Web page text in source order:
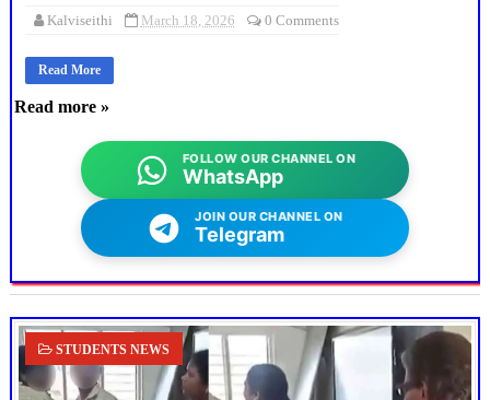
Kalviseithi March 18, 2026 0 Comments
Read More
Read more »
FOLLOW OUR CHANNEL ON
WhatsApp
JOIN OUR CHANNEL ON
Telegram
STUDENTS NEWS